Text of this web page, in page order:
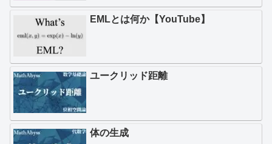
EMLとは何か【YouTube】
ユークリッド距離
体の生成